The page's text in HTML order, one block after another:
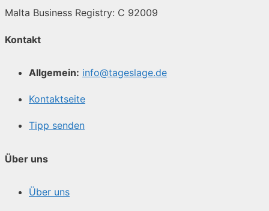
Malta Business Registry: C 92009
Kontakt
Allgemein: info@tageslage.de
Kontaktseite
Tipp senden
Über uns
Über uns